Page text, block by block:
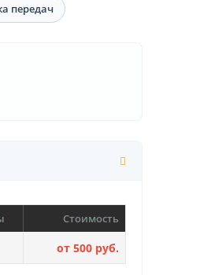
передач
Стоимость
от 500 руб.